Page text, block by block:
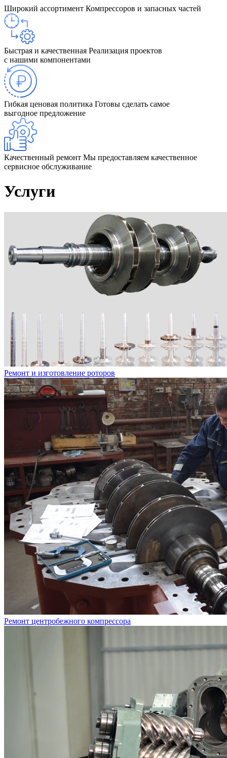
Широкий ассортимент Компрессоров и запасных частей
Быстрая и качественная Реализация проектов
с нашими компонентами
Гибкая ценовая политика Готовы сделать самое
выгодное предложение
Качественный ремонт Мы предоставляем качественное
сервисное обслуживание
Услуги
Ремонт и изготовление роторов
Ремонт центробежного компрессора